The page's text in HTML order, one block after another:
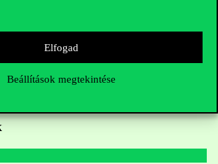
Elfogad
Beállítások megtekintése